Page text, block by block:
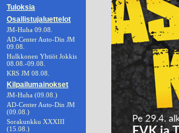
Tuloksia
Osallistujaluettelot
JM-Huha 09.08.
AD-Center Auto-Din JM
09.08.
Hulkkonen Yhtiöt Jokkis
08.08.-09.08.
KRS JM 08.08.
Kilpailumainokset
JM-Huha (09.08.)
AD-Center Auto-Din JM
(09.08.)
Sorakunkku XXXIII
(15.08.)